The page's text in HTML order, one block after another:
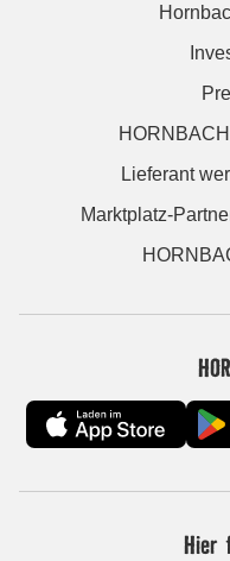
Lieferant
Marktplatz-
Hier